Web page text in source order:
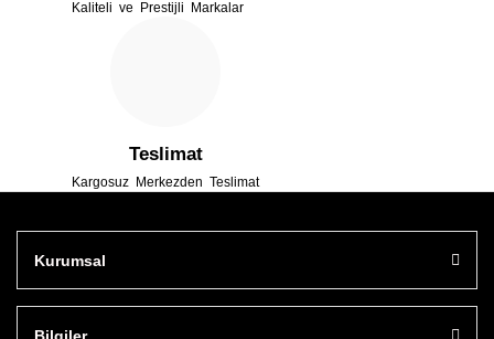
Kaliteli ve Prestijli Markalar
Teslimat
Kargosuz Merkezden Teslimat
Kurumsal
Bilgiler